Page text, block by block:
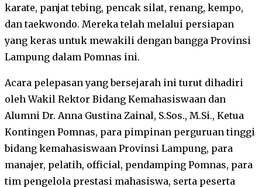
karate, panjat tebing, pencak silat, renang, kempo,
dan taekwondo. Mereka telah melalui persiapan
yang keras untuk mewakili dengan bangga Provinsi
Lampung dalam Pomnas ini.
Acara pelepasan yang bersejarah ini turut dihadiri
oleh Wakil Rektor Bidang Kemahasiswaan dan
Alumni Dr. Anna Gustina Zainal, S.Sos., M.Si., Ketua
Kontingen Pomnas, para pimpinan perguruan tinggi
bidang kemahasiswaan Provinsi Lampung, para
manajer, pelatih, official, pendamping Pomnas, para
tim pengelola prestasi mahasiswa, serta peserta